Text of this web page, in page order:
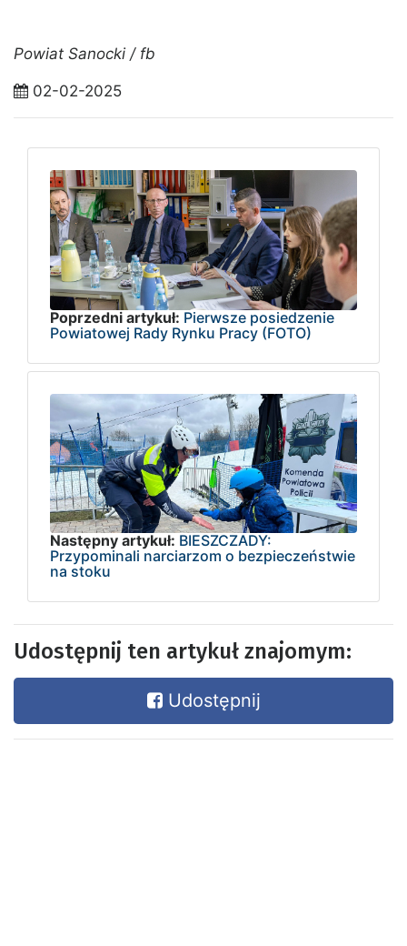
Powiat Sanocki / fb
02-02-2025
Poprzedni artykuł: Pierwsze posiedzenie
Powiatowej Rady Rynku Pracy (FOTO)
Następny artykuł: BIESZCZADY:
Przypominali narciarzom o bezpieczeństwie
na stoku
Udostępnij ten artykuł znajomym:
Udostępnij